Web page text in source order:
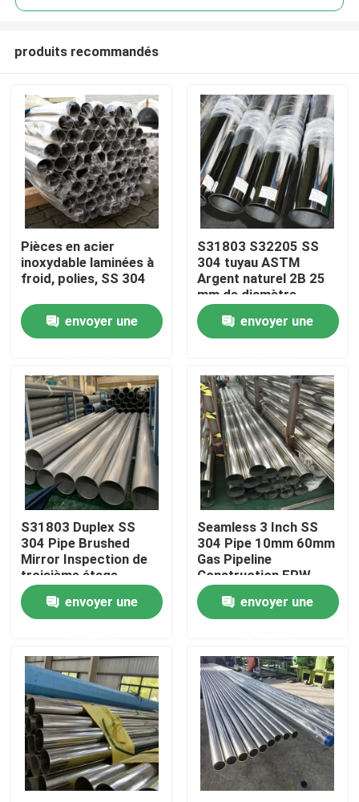
Maison
Produits
Vidéos
Au sujet de nous
Visite d'usine
Contrôle de qualité
Nouvelles
Cas
tuyau sans couture de solides solubles
produits recommandés
Pièces en acier
inoxydable laminées à
froid, polies, SS 304
envoyer une
S31803 S32205 SS
304 tuyau ASTM
Argent naturel 2B 25
mm de diamètre
intérieur soudé
envoyer une
S31803 Duplex SS
304 Pipe Brushed
Mirror Inspection de
troisième étage
Structure de
constructionenvoyer une
Seamless 3 Inch SS
304 Pipe 10mm 60mm
Gas Pipeline
Construction ERW
inspection
envoyer une